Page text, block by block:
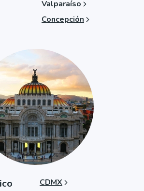
Valparaíso
Concepción
CDMX